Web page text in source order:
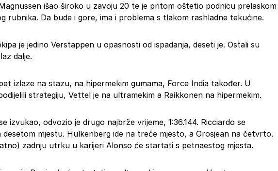
išao široko u zavoju 20 te je pritom oštetio podnicu prelaskom
rubnika. Da bude i gore, ima i problema s tlakom rashladne tekućine.
je jedino Verstappen u opasnosti od ispadanja, deseti je. Ostali su
dalje.
izlaze na stazu, na hipermekim gumama, Force India također. U
strategiju, Vettel je na ultramekim a Raikkonen na hipermekim.
izvukao, odvozio je drugo najbrže vrijeme, 1:36.144. Ricciardo se
desetom mjestu. Hulkenberg ide na treće mjesto, a Grosjean na četvrto.
zadnju utrku u karijeri Alonso će startati s petnaestog mjesta.